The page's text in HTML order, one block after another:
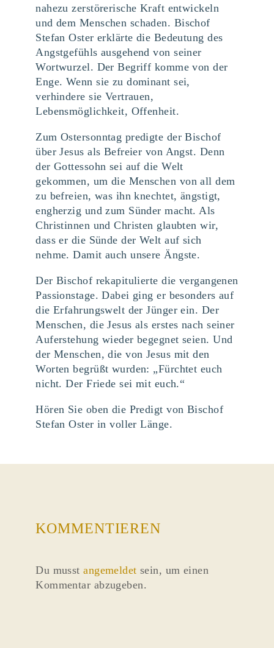
nahezu zerstörerische Kraft entwickeln
und dem Menschen schaden. Bischof
Stefan Oster erklärte die Bedeutung des
Angstgefühls ausgehend von seiner
Wortwurzel. Der Begriff komme von der
Enge. Wenn sie zu dominant sei,
verhindere sie Vertrauen,
Lebensmöglichkeit, Offenheit.
Zum Ostersonntag predigte der Bischof
über Jesus als Befreier von Angst. Denn
der Gottessohn sei auf die Welt
gekommen, um die Menschen von all dem
zu befreien, was ihn knechtet, ängstigt,
engherzig und zum Sünder macht. Als
Christinnen und Christen glaubten wir,
dass er die Sünde der Welt auf sich
nehme. Damit auch unsere Ängste.
Der Bischof rekapitulierte die vergangenen
Passionstage. Dabei ging er besonders auf
die Erfahrungswelt der Jünger ein. Der
Menschen, die Jesus als erstes nach seiner
Auferstehung wieder begegnet seien. Und
der Menschen, die von Jesus mit den
Worten begrüßt wurden: „Fürchtet euch
nicht. Der Friede sei mit euch.“
Hören Sie oben die Predigt von Bischof
Stefan Oster in voller Länge.
KOMMENTIEREN
Du musstangemeldet sein, um einen
Kommentar abzugeben.